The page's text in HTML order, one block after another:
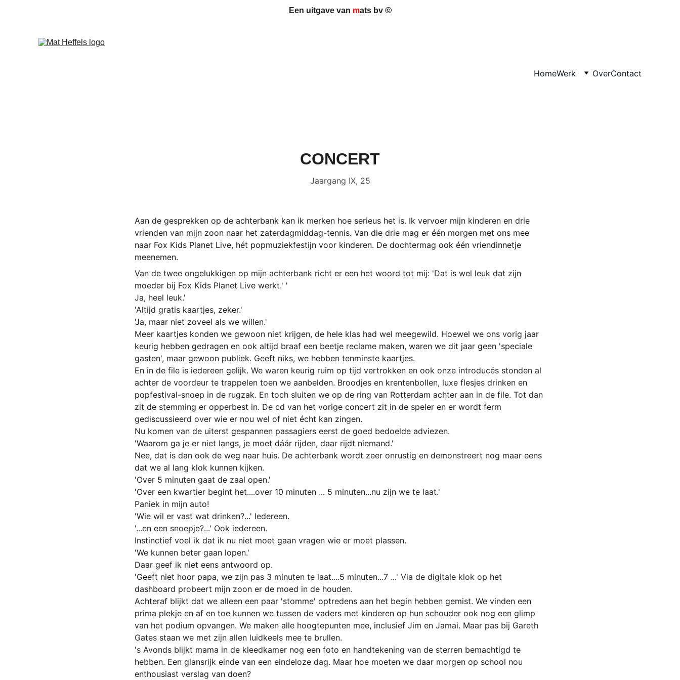
Een uitgave van mats bv ©
HomeWerk OverContact
CONCERT
Jaargang IX, 25
Aan de gesprekken op de achterbank kan ik merken hoe serieus het is. Ik vervoer mijn kinderen en drie
vrienden van mijn zoon naar het zaterdagmiddag-tennis. Van die drie mag er één morgen met ons mee
naar Fox Kids Planet Live, hét popmuziekfestijn voor kinderen. De dochtermag ook één vriendinnetje
meenemen.
Van de twee ongelukkigen op mijn achterbank richt er een het woord tot mij: 'Dat is wel leuk dat zijn
moeder bij Fox Kids Planet Live werkt.' '
Ja, heel leuk.'
'Altijd gratis kaartjes, zeker.'
'Ja, maar niet zoveel als we willen.'
Meer kaartjes konden we gewoon niet krijgen, de hele klas had wel meegewild. Hoewel we ons vorig jaar
keurig hebben gedragen en ook altijd braaf een beetje reclame maken, waren we dit jaar geen 'speciale
gasten', maar gewoon publiek. Geeft niks, we hebben tenminste kaartjes.
En in de file is iedereen gelijk. We waren keurig ruim op tijd vertrokken en ook onze introducés stonden al
achter de voordeur te trappelen toen we aanbelden. Broodjes en krentenbollen, luxe flesjes drinken en
popfestival-snoep in de rugzak. En toch sluiten we op de ring van Rotterdam achter aan in de file. Tot dan
zit de stemming er opperbest in. De cd van het vorige concert zit in de speler en er wordt ferm
gediscussieerd over wie er nou wel of niet écht kan zingen.
Nu komen van de uiterst gespannen passagiers eerst de goed bedoelde adviezen.
'Waarom ga je er niet langs, je moet dáár rijden, daar rijdt niemand.'
Nee, dat is dan ook de weg naar huis. De achterbank wordt zeer onrustig en demonstreert nog maar eens
dat we al lang klok kunnen kijken.
'Over 5 minuten gaat de zaal open.'
'Over een kwartier begint het....over 10 minuten ... 5 minuten...nu zijn we te laat.'
Paniek in mijn auto!
'Wie wil er vast wat drinken?...' Iedereen.
'...en een snoepje?...' Ook iedereen.
Instinctief voel ik dat ik nu niet moet gaan vragen wie er moet plassen.
'We kunnen beter gaan lopen.'
Daar geef ik niet eens antwoord op.
'Geeft niet hoor papa, we zijn pas 3 minuten te laat....5 minuten...7 ...' Via de digitale klok op het
dashboard probeert mijn zoon er de moed in de houden.
Achteraf blijkt dat we alleen een paar 'stomme' optredens aan het begin hebben gemist. We vinden een
prima plekje en af en toe kunnen we tussen de vaders met kinderen op hun schouder ook nog een glimp
van het podium opvangen. We maken alle hoogtepunten mee, inclusief Jim en Jamai. Maar pas bij Gareth
Gates staan we met zijn allen luidkeels mee te brullen.
's Avonds blijkt mama in de kleedkamer nog een foto en handtekening van de sterren bemachtigd te
hebben. Een glansrijk einde van een eindeloze dag. Maar hoe moeten we daar morgen op school nou
enthousiast verslag van doen?